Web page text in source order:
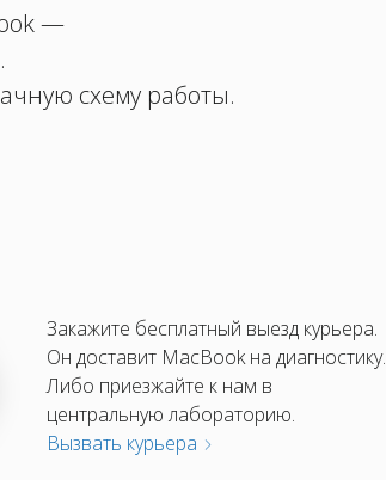
—
схему работы.
Закажите бесплатный выезд курьера.
Он доставит MacBook на диагностику.
Либо приезжайте к нам в
центральную лабораторию.
Вызвать курьера